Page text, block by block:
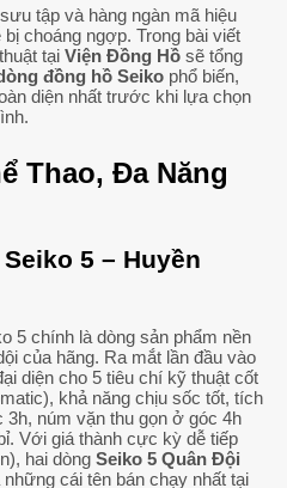
tập và hàng ngàn mã hiệu
choáng ngợp. Trong bài viết
tại Viện Đồng Hồ sẽ tổng
đồng hồ Seiko phổ biến,
diện nhất trước khi lựa chọn
Thao, Đa Năng
5 – Huyền
5 chính là dòng sản phẩm nền
của hãng. Ra mắt lần đầu vào
diện cho 5 tiêu chí kỹ thuật cốt
khả năng chịu sốc tốt, tích
núm vặn thu gọn ở góc 4h
Với giá thành cực kỳ dễ tiếp
hai dòng Seiko 5 Quân Đội
những cái tên bán chạy nhất tại